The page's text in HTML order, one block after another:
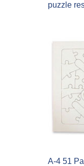
puzzle
A-4 51